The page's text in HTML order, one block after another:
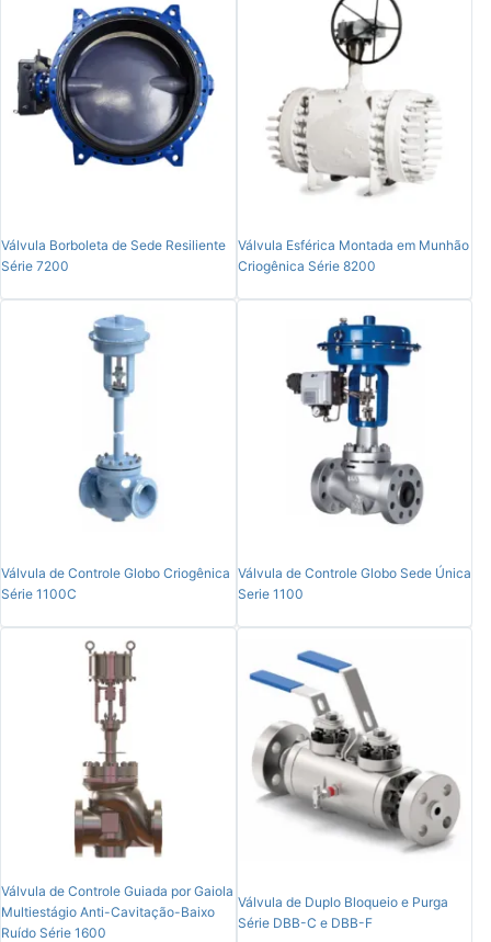
Válvula Borboleta de Sede Resiliente
Série 7200
Válvula Esférica Montada em Munhão
Criogênica Série 8200
Válvula de Controle Globo Criogênica
Série 1100C
Válvula de Controle Globo Sede Única
Serie 1100
Válvula de Controle Guiada por Gaiola
Multiestágio Anti-Cavitação-Baixo
Ruído Série 1600
Válvula de Duplo Bloqueio e Purga
Série DBB-C e DBB-F